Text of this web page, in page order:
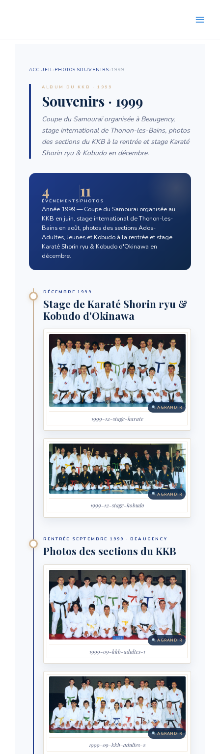
ACCUEIL›PHOTOS SOUVENIRS ›1999
ALBUM DU KKB · 1999
Souvenirs · 1999
Coupe du Samouraï organisée à Beaugency,
stage international de Thonon-les-Bains, photos
des sections du KKB à la rentrée et stage Karaté
Shorin ryu & Kobudo en décembre.
4
ÉVÉNEMENTS
11
PHOTOS
Année 1999 — Coupe du Samouraï organisée au
KKB en juin, stage international de Thonon-les-
Bains en août, photos des sections Ados-
Adultes, Jeunes et Kobudo à la rentrée et stage
Karaté Shorin ryu & Kobudo d'Okinawa en
décembre.
DÉCEMBRE 1999
Stage de Karaté Shorin ryu &
Kobudo d'Okinawa
AGRANDIR
1999-12-stage-karate
AGRANDIR
1999-12-stage-kobudo
RENTRÉE SEPTEMBRE 1999 · BEAUGENCY
Photos des sections du KKB
AGRANDIR
1999-09-kkb-adultes-1
AGRANDIR
1999-09-kkb-adultes-2